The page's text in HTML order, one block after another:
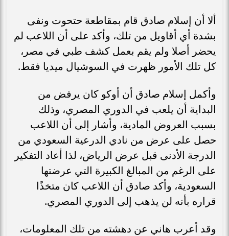
ألا أن إسلام صادق قام بمقاطعة حتحوت ونفى
بشدة أي أقاويل من تلك، وأكد على أن اللاعب لم
يحضر أصلا ولم يقم بعمل كشف طبي في مصر،
كل تلك الأمور ظهرت في السوشيال ميديا فقط.
وأكمل إسلام صادق أن أوكو كان يرفض من
البداية أن يلعب في الدوري المصري، وذلك
بسبب العروض المادية، وأشار إلى أن اللاعب
حصل على عرض من نادي الدرعية السعودي من
الدرجة الأدنى قبل عرض الرياض، لذا أعاد التفكير
على الرغم من المبالغ الكبيرة التي عرضتها
السعودية، وأكد صادق أن اللاعب كان متخذًا
قراره بأنه لن يذهب إلى الدوري المصري.
وقد أعرب هاني عن دهشته من تلك المعلومات،